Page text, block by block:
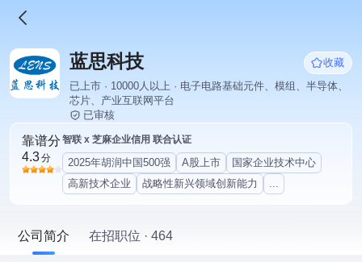
蓝思科技
收藏
已上市 · 10000人以上 · 电子电路基础元件、模组、半导体、
芯片、产业互联网平台
已审核
靠谱分
4.3分
智联 x 芝麻企业信用 联合认证
2025年胡润中国500强 A股上市
国家企业技术中心
高新技术企业
战略性新兴领域创新能力 ...
公司简介 在招职位 · 464